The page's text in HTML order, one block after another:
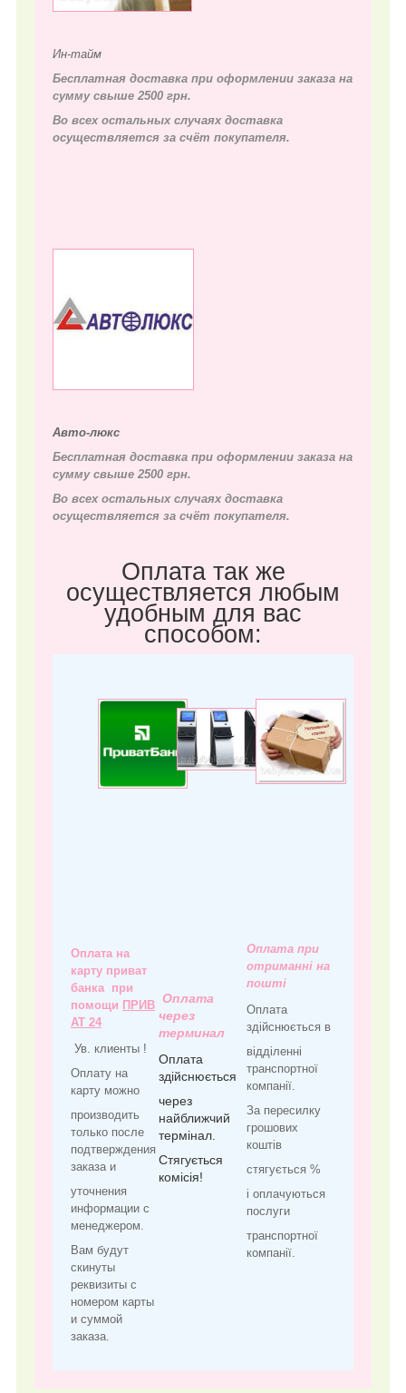
Ин-тайм
Бесплатная доставка при оформлении заказа на
сумму свыше 2500 грн.
Во всех остальных случаях доставка
осуществляется за счёт покупателя.
Авто-люкс
Бесплатная доставка при оформлении заказа на
сумму свыше 2500 грн.
Во всех остальных случаях доставка
осуществляется за счёт покупателя.
Оплата так же
осуществляется любым
удобным для вас
способом:
Оплата на
карту приват
банка при
помощи ПРИВ
АТ 24
Ув. клиенты !
Оплату на
карту можно
производить
только после
подтверждения
заказа и
уточнения
информации с
менеджером.
Вам будут
скинуты
реквизиты с
номером карты
и суммой
заказа.
Оплата
через
терминал
Оплата
здійснюється
через
найближчий
термінал.
Стягується
комісія!
Оплата при
отриманні на
пошті
Оплата
здійснюється в
відділенні
транспортної
компанії.
За пересилку
грошових
коштів
стягується %
і оплачуються
послуги
транспортної
компанії.